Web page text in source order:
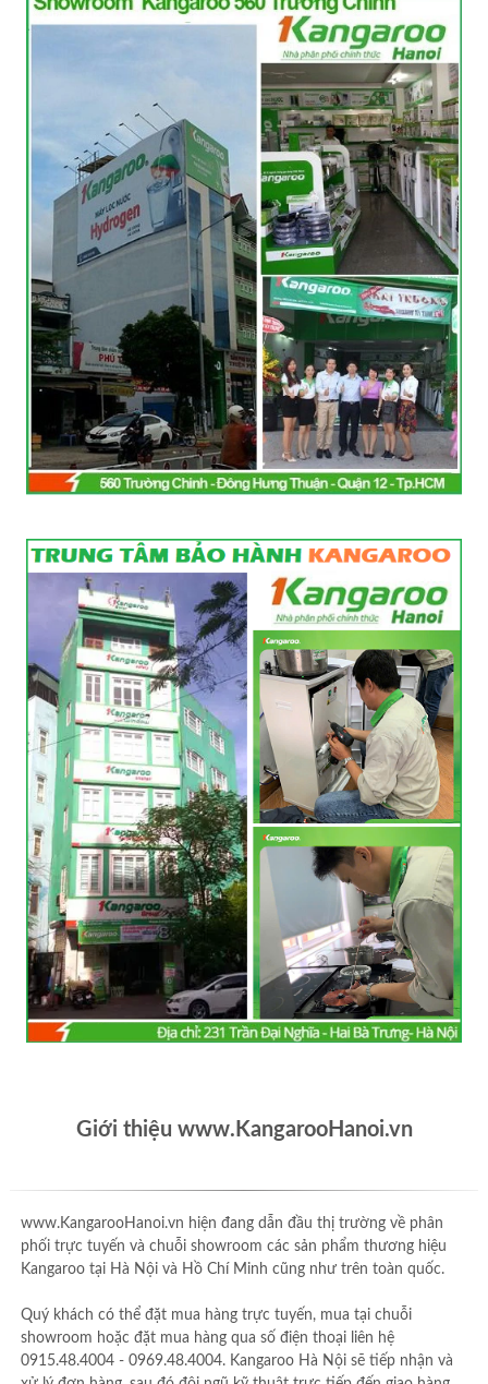
Giới thiệu www.KangarooHanoi.vn
www.KangarooHanoi.vn hiện đang dẫn đầu thị trường về phân
phối trực tuyến và chuỗi showroom các sản phẩm thương hiệu
Kangaroo tại Hà Nội và Hồ Chí Minh cũng như trên toàn quốc.
Quý khách có thể đặt mua hàng trực tuyến, mua tại chuỗi
showroom hoặc đặt mua hàng qua số điện thoại liên hệ
0915.48.4004 - 0969.48.4004. Kangaroo Hà Nội sẽ tiếp nhận và